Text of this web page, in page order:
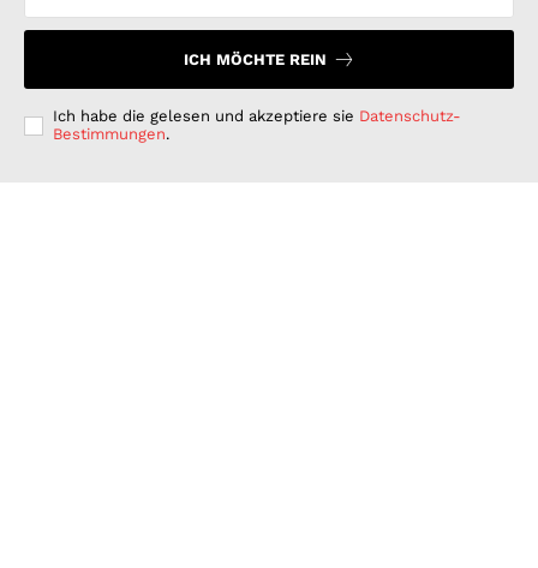
ICH MÖCHTE REIN
Ich habe die gelesen und akzeptiere sie Datenschutz-
Bestimmungen.